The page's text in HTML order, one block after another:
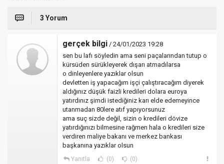
3 Yorum
gerçek bilgi / 24/01/2023 19:28
sen bu lafı söyledin ama seni paçalarından tutup o
kürsüden sürükleyerek dışarı atmadılarsa
o dinleyenlere yazıklar olsun
devletten iş yapacağım işçi çalıştıracağım diyerek
aldığınız düşük faizli kredileri dolara euroya
yatırdınız şimdi istediğiniz karı elde edemeyince
utanmadan 80lere atıf yapıyorsunuz
ama suç sizde değil, sizin o kredileri dövize
yatırdığınızı bilmesine rağmen hala o kredileri size
verdiren maliye bakanı ve merkez bankası
başkanına yazıklar olsun
Yanıtla (0) (0)